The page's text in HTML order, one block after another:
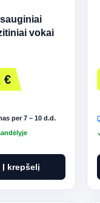
vokai
mm B5
vnt. Balti
€
per 7 – 10 d.d.
Į krepšelį